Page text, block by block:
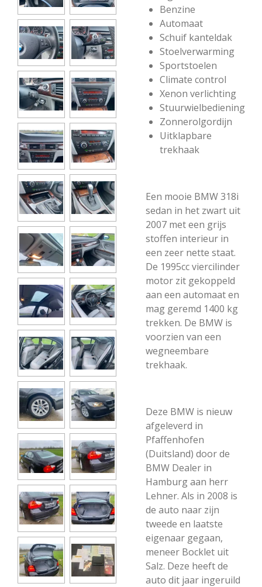
Benzine
Automaat
Schuif kanteldak
Stoelverwarming
Sportstoelen
Climate control
Xenon verlichting
Stuurwielbediening
Zonnerolgordijn
Uitklapbare
trekhaak
Een mooie BMW 318i
sedan in het zwart uit
2007 met een grijs
stoffen interieur in
een zeer nette staat.
De 1995cc viercilinder
motor zit gekoppeld
aan een automaat en
mag geremd 1400 kg
trekken. De BMW is
voorzien van een
wegneembare
trekhaak.
Deze BMW is nieuw
afgeleverd in
Pfaffenhofen
(Duitsland) door de
BMW Dealer in
Hamburg aan herr
Lehner. Als in 2008 is
de auto naar zijn
tweede en laatste
eigenaar gegaan,
meneer Bocklet uit
Salz. Deze heeft de
auto dit jaar ingeruild